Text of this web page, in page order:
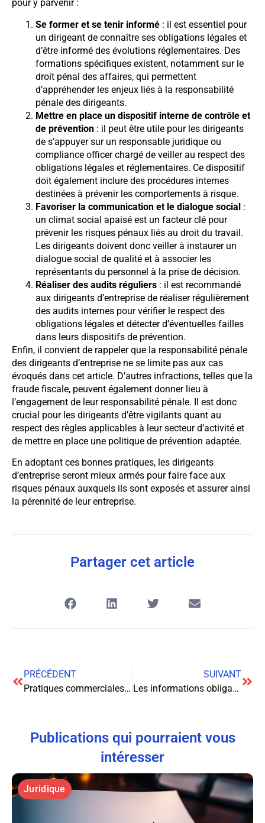
pour y parvenir :
Se former et se tenir informé : il est essentiel pour
un dirigeant de connaître ses obligations légales et
d’être informé des évolutions réglementaires. Des
formations spécifiques existent, notamment sur le
droit pénal des affaires, qui permettent
d’appréhender les enjeux liés à la responsabilité
pénale des dirigeants.
Mettre en place un dispositif interne de contrôle et
de prévention : il peut être utile pour les dirigeants
de s’appuyer sur un responsable juridique ou
compliance officer chargé de veiller au respect des
obligations légales et réglementaires. Ce dispositif
doit également inclure des procédures internes
destinées à prévenir les comportements à risque.
Favoriser la communication et le dialogue social :
un climat social apaisé est un facteur clé pour
prévenir les risques pénaux liés au droit du travail.
Les dirigeants doivent donc veiller à instaurer un
dialogue social de qualité et à associer les
représentants du personnel à la prise de décision.
Réaliser des audits réguliers : il est recommandé
aux dirigeants d’entreprise de réaliser régulièrement
des audits internes pour vérifier le respect des
obligations légales et détecter d’éventuelles failles
dans leurs dispositifs de prévention.
Enfin, il convient de rappeler que la responsabilité pénale
des dirigeants d’entreprise ne se limite pas aux cas
évoqués dans cet article. D’autres infractions, telles que la
fraude fiscale, peuvent également donner lieu à
l’engagement de leur responsabilité pénale. Il est donc
crucial pour les dirigeants d’être vigilants quant au
respect des règles applicables à leur secteur d’activité et
de mettre en place une politique de prévention adaptée.
En adoptant ces bonnes pratiques, les dirigeants
d’entreprise seront mieux armés pour faire face aux
risques pénaux auxquels ils sont exposés et assurer ainsi
la pérennité de leur entreprise.
Partager cet article
PRÉCÉDENT
Pratiques commerciales restrictives de concurrence : enjeux et régulation
SUIVANT
Les informations obligatoires sur un acte de naissance : ce qu’il faut savoir
Publications qui pourraient vous
intéresser
Juridique